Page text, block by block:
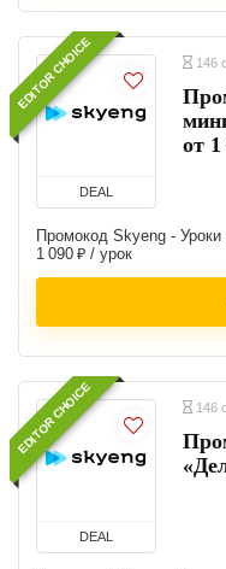
EDITOR CHOICE
DEAL
146
от
Промокод Skyeng -
1 090 ₽ / урок
EDITOR CHOICE
DEAL
146